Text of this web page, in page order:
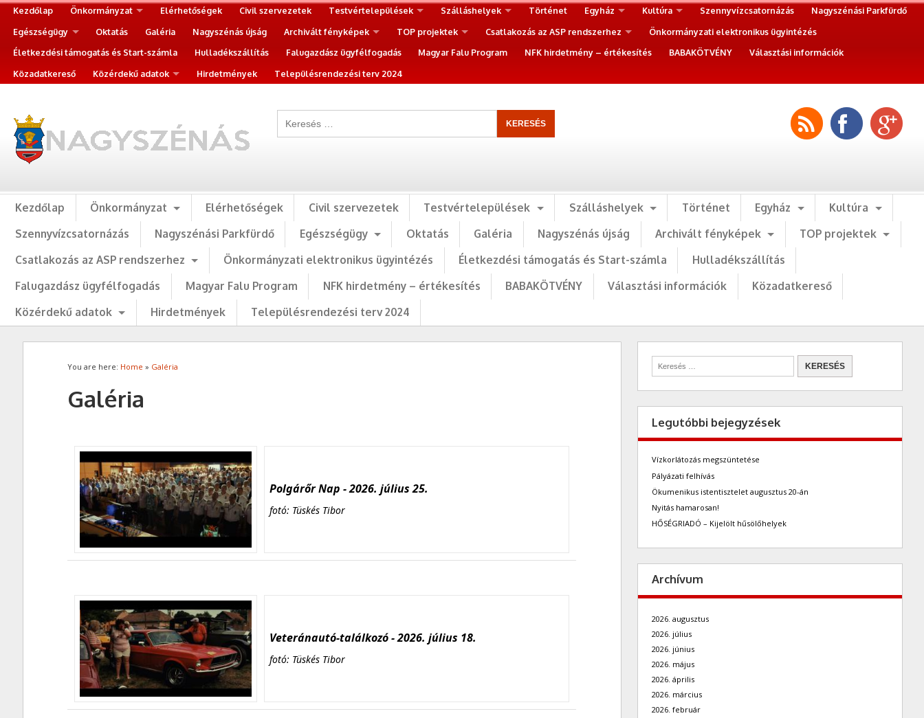
Kezdőlap Önkormányzat Elérhetőségek Civil szervezetek Testvértelepülések Szálláshelyek Történet Egyház Kultúra Szennyvízcsatornázás
Nagyszénási Parkfürdő
Egészségügy
Oktatás Galéria Nagyszénás újság Archivált fényképek TOP projektek Csatlakozás az ASP rendszerhez
Önkormányzati elektronikus ügyintézés
Életkezdési támogatás és Start-számla
Hulladékszállítás Falugazdász ügyfélfogadás Magyar Falu Program NFK hirdetmény – értékesítés BABAKÖTVÉNY
Választási információk
Közadatkereső
Közérdekű adatok Hirdetmények Településrendezési terv 2024
Kezdőlap Önkormányzat Elérhetőségek Civil szervezetek Testvértelepülések Szálláshelyek Történet Egyház
Kultúra
Szennyvízcsatornázás
Nagyszénási Parkfürdő Egészségügy Oktatás Galéria Nagyszénás újság Archivált fényképek
TOP projektek
Csatlakozás az ASP rendszerhez
Önkormányzati elektronikus ügyintézés Életkezdési támogatás és Start-számla
Hulladékszállítás
Falugazdász ügyfélfogadás
Magyar Falu Program NFK hirdetmény – értékesítés BABAKÖTVÉNY Választási információk
Közadatkereső
Közérdekű adatok
Hirdetmények Településrendezési terv 2024
You are here: Home » Galéria
Galéria
Polgárőr Nap - 2026. július 25.
fotó: Tüskés Tibor
Veteránautó-találkozó - 2026. július 18.
fotó: Tüskés Tibor
Legutóbbi bejegyzések
Vízkorlátozás megszüntetése
Pályázati felhívás
Ökumenikus istentisztelet augusztus 20-án
Nyitás hamarosan!
HŐSÉGRIADÓ – Kijelölt hűsölőhelyek
Archívum
2026. augusztus
2026. július
2026. június
2026. május
2026. április
2026. március
2026. február